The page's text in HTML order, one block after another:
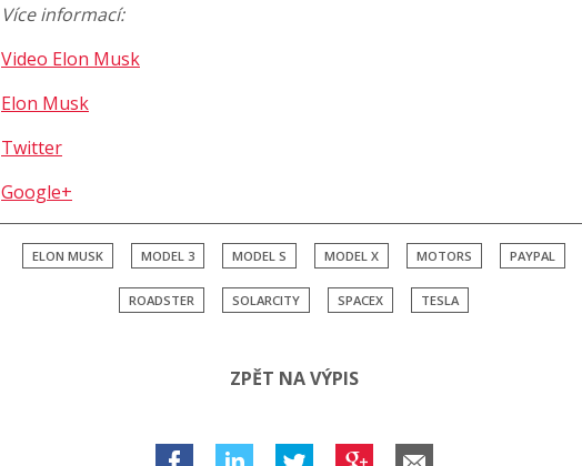
Více informací:
Video Elon Musk
Elon Musk
Twitter
Google+
ELON MUSK MODEL 3 MODEL S MODEL X MOTORS PAYPAL
ROADSTER SOLARCITY SPACEX TESLA
ZPĚT NA VÝPIS